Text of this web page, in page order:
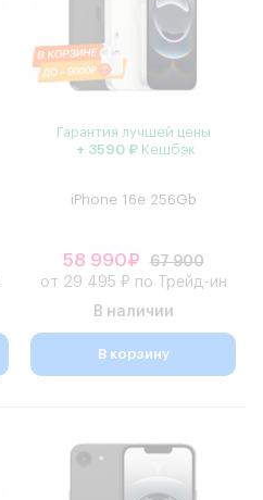
Гарантия лучшей цены
+ 3590 ₽ Кешбэк
iPhone 16e 256Gb
58 990₽
67 900
от 29 495 ₽ по Трейд-ин
В наличии
В корзину